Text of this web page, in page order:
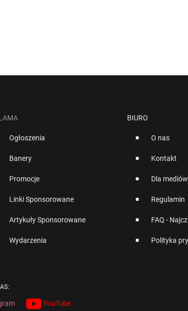
Ogłoszenia
Banery
Promocje
Linki Sponsorowane
Artykuły Sponsorowane
Wydarzenia
BIURO
O nas
Kontakt
Dla mediów
Regulamin
YouTube